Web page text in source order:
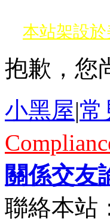
本站架設
網路詐騙多
嚴禁假聯誼
抱歉，您
小黑屋|常
關係交友
聯絡本站